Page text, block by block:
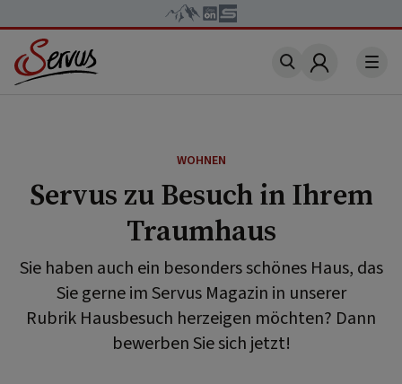
Account
WOHNEN
Servus zu Besuch in Ihrem
Traumhaus
Sie haben auch ein besonders schönes Haus, das
Sie gerne im Servus Magazin in unserer
Rubrik Hausbesuch herzeigen möchten? Dann
bewerben Sie sich jetzt!